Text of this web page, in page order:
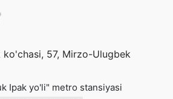
57, Mirzo-Ulugbek
Ipak yo'li" metro stansiyasi